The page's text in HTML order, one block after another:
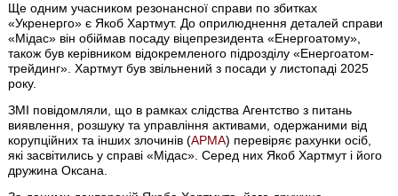
Ще одним учасником резонансної справи по збитках
«Укренерго» є Якоб Хартмут. До оприлюднення деталей справи
«Мідас» він обіймав посаду віцепрезидента «Енергоатому»,
також був керівником відокремленого підрозділу «Енергоатом-
трейдинг». Хартмут був звільнений з посади у листопаді 2025
року.
ЗМІ повідомляли, що в рамках слідства Агентство з питань
виявлення, розшуку та управління активами, одержаними від
корупційних та інших злочинів (АРМА) перевіряє рахунки осіб,
які засвітились у справі «Мідас». Серед них Якоб Хартмут і його
дружина Оксана.